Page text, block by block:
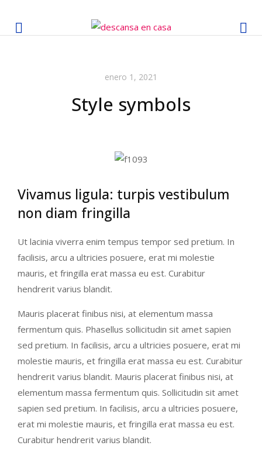
enero 1, 2021
Style symbols
Vivamus ligula: turpis vestibulum
non diam fringilla
Ut lacinia viverra enim tempus tempor sed pretium. In
facilisis, arcu a ultricies posuere, erat mi molestie
mauris, et fringilla erat massa eu est. Curabitur
hendrerit varius blandit.
Mauris placerat finibus nisi, at elementum massa
fermentum quis. Phasellus sollicitudin sit amet sapien
sed pretium. In facilisis, arcu a ultricies posuere, erat mi
molestie mauris, et fringilla erat massa eu est. Curabitur
hendrerit varius blandit. Mauris placerat finibus nisi, at
elementum massa fermentum quis. Sollicitudin sit amet
sapien sed pretium. In facilisis, arcu a ultricies posuere,
erat mi molestie mauris, et fringilla erat massa eu est.
Curabitur hendrerit varius blandit.